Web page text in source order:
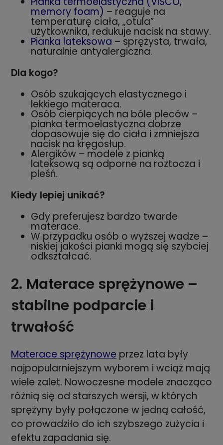
memory foam) – reaguje na
temperaturę ciała, „otula”
użytkownika, redukuje nacisk na stawy.
Pianka lateksowa – sprężysta, trwała,
naturalnie antyalergiczna.
Dla kogo?
Osób szukających elastycznego i
lekkiego materaca.
Osób cierpiących na bóle pleców –
pianka termoelastyczna dobrze
dopasowuje się do ciała i zmniejsza
nacisk na kręgosłup.
Alergików – modele z pianką
lateksową są odporne na roztocza i
pleśń.
Kiedy lepiej unikać?
Gdy preferujesz bardzo twarde
materace.
W przypadku osób o wyższej wadze –
niskiej jakości pianki mogą się szybciej
odkształcać.
2. Materace sprężynowe –
stabilne podparcie i
trwałość
Materace sprężynowe przez lata były
najpopularniejszym wyborem i wciąż mają
wiele zalet. Nowoczesne modele znacząco
różnią się od starszych wersji, w których
sprężyny były połączone w jedną całość,
co prowadziło do ich szybszego zużycia i
efektu zapadania się.